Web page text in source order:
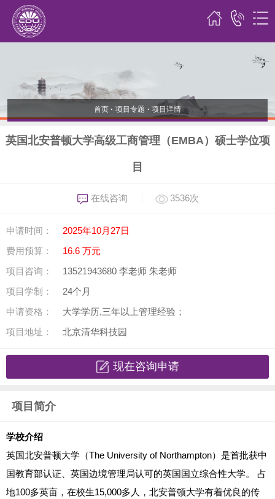
首页 · 项目专题 · 项目详情
英国北安普顿大学高级工商管理（EMBA）硕士学位项
目
在线咨询 3536次
申请时间：
2025年10月27日
费用预算：
16.6 万元
项目咨询：
13521943680 李老师 朱老师
项目学制：
24个月
申请资格：
大学学历,三年以上管理经验；
项目地址：
北京清华科技园
现在咨询申请
项目简介
学校介绍
英国北安普顿大学（The University of Northampton）是首批获中
国教育部认证、英国边境管理局认可的英国国立综合性大学。 占
地100多英亩，在校生15,000多人，北安普顿大学有着优良的传